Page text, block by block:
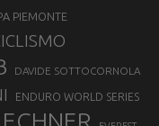
PIEMONTE
DAVIDE SOTTOCORNOLA
ENDURO WORLD SERIES